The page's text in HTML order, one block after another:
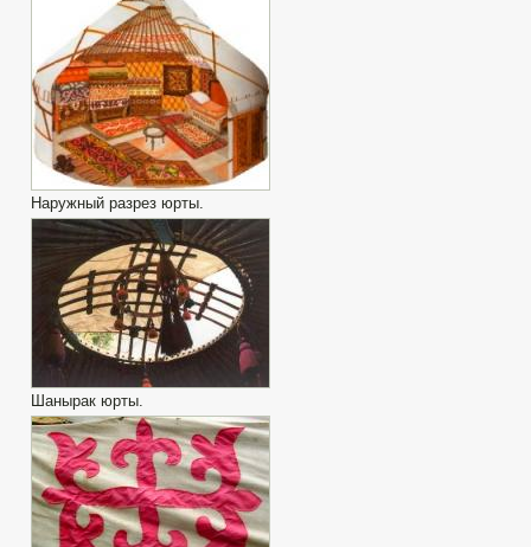
Наружный разрез юрты.
Шанырак юрты.